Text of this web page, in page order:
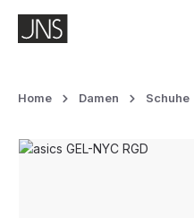
Zum Hauptinhalt springen
Home Damen Schuhe
Bildergalerie überspringen